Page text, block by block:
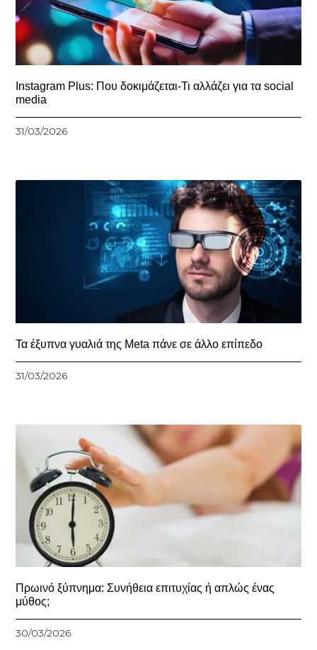
Instagram Plus: Που δοκιμάζεται-Τι αλλάζει για τα social
media
31/03/2026
Τα έξυπνα γυαλιά της Meta πάνε σε άλλο επίπεδο
31/03/2026
Πρωινό ξύπνημα: Συνήθεια επιτυχίας ή απλώς ένας
μύθος;
30/03/2026